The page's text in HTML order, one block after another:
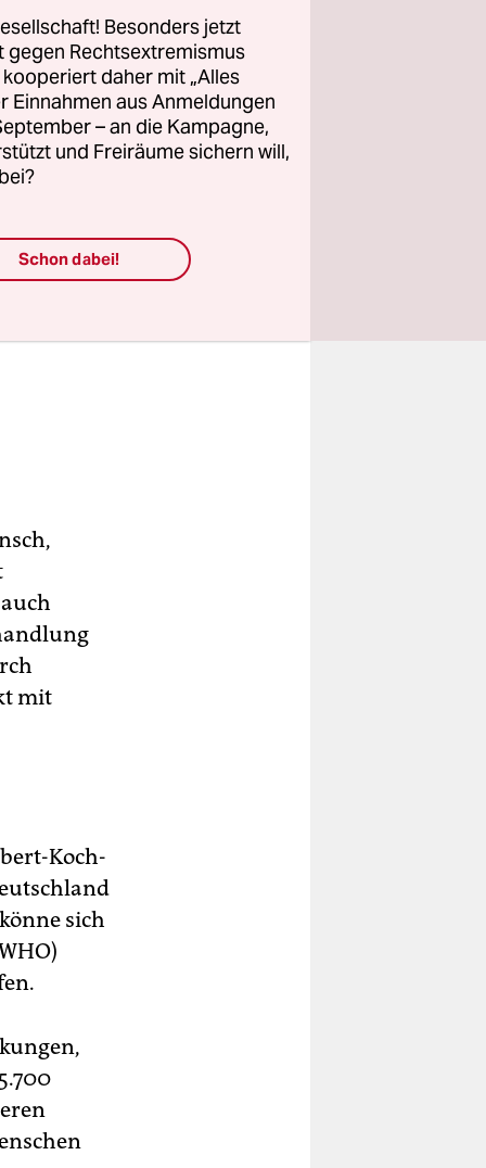
mit
Koch-
sich
Besonders jetzt
gegen Rechtsextremismus
daher mit „Alles
Einnahmen aus Anmeldungen
– an die Kampagne,
und Freiräume sichern will,
Schon dabei!